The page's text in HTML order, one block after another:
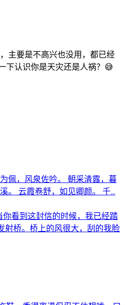
主要是不高兴也没用，都已经
下认识你是天灾还是人祸？😅
佩，风泉佐吟。 朝采清露，暮
。 云霞卷舒，如见卿颜。 千...
看到这封信的时候，我已经踏
桥。桥上的风很大，刮的我脸